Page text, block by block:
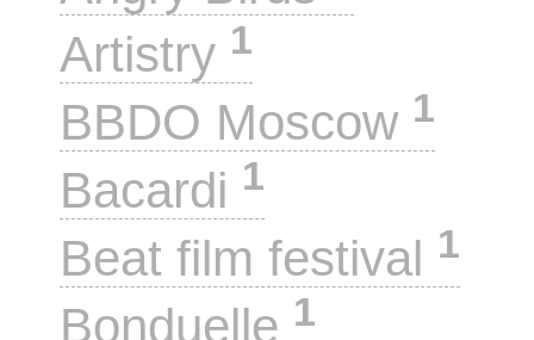
Artistry 1
BBDO Moscow 1
Bacardi 1
Beat film festival 1
Bonduelle 1